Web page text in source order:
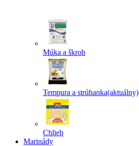
Múka a škrob
Tempura a strúhanka(aktuálny)
Chlieb
Marinády